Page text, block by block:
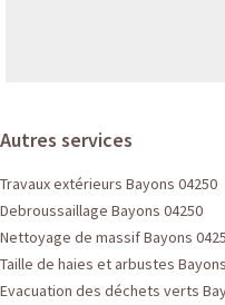
Autres services
Travaux extérieurs Bayons 04250
Debroussaillage Bayons 04250
Nettoyage de massif Bayons
Taille de haies et arbustes
Evacuation des déchets verts